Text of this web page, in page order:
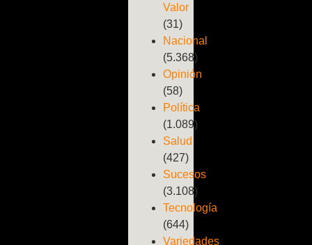
Valor
(31)
Nacional
(5.368)
Opinión
(58)
Política
(1.089)
Salud
(427)
Sucesos
(3.108)
Tecnología
(644)
Variedades